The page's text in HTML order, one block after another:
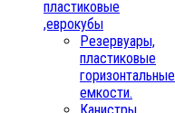
пластиковые
,еврокубы
Резервуары,
пластиковые
горизонтальные
емкости.